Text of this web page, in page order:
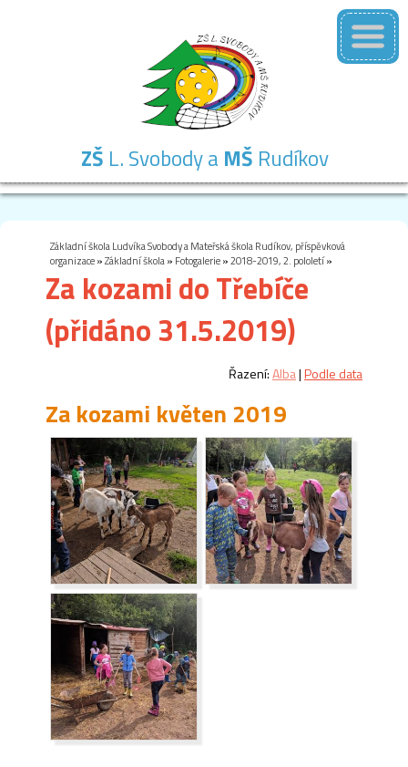
ZŠ L. Svobody a MŠ Rudíkov
Základní škola Ludvíka Svobody a Mateřská škola Rudíkov, příspěvková
organizace»Základní škola» Fotogalerie»2018-2019, 2. pololetí»
Za kozami do Třebíče
(přidáno 31.5.2019)
Řazení:Alba|Podle data
Za kozami květen 2019